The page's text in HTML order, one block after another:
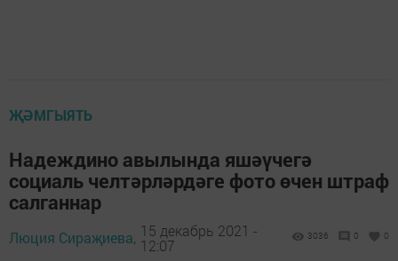
ҖӘМГЫЯТЬ
Надеждино авылында яшәүчегә
социаль челтәрләрдәге фото өчен штраф
салганнар
Люция Сираҗиева, 15 декабрь 2021 -
12:07
3036 0 0